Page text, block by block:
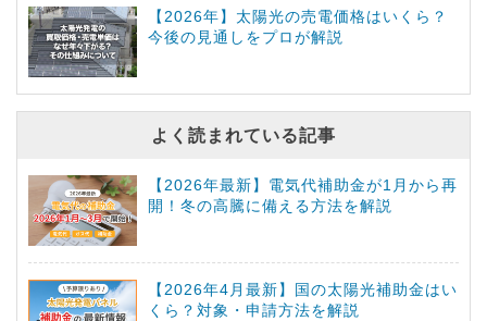
【2026年】太陽光の売電価格はいくら？
今後の見通しをプロが解説
よく読まれている記事
【2026年最新】電気代補助金が1月から再
開！冬の高騰に備える方法を解説
【2026年4月最新】国の太陽光補助金はい
くら？対象・申請方法を解説